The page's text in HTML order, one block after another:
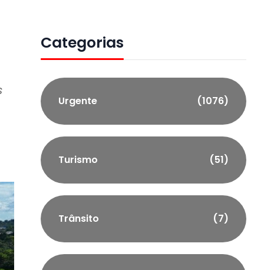
Categorias
Urgente (1076)
Turismo (51)
Trânsito (7)